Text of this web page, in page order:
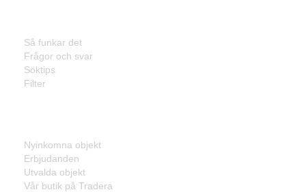
Så funkar det
Frågor och svar
Söktips
Filter
Nyinkomna objekt
Erbjudanden
Utvalda objekt
Vår butik på Tradera